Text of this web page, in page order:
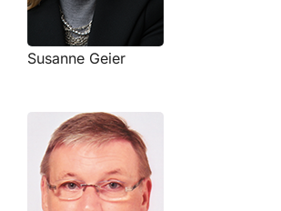
Susanne Geier